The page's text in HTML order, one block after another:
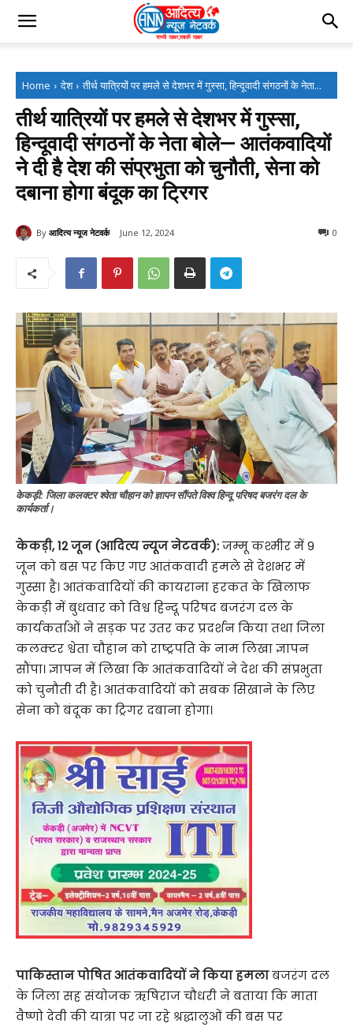
Home देश तीर्थ यात्रियों पर हमले से देशभर में गुस्सा, हिन्दूवादी संगठनों के नेता...
तीर्थ यात्रियों पर हमले से देशभर में गुस्सा,
हिन्दूवादी संगठनों के नेता बोले— आतंकवादियों
ने दी है देश की संप्रभुता को चुनौती, सेना को
दबाना होगा बंदूक का ट्रिगर
By आदित्य न्यूज नेटवर्क June 12, 2024 0
केकड़ी: जिला कलक्टर श्वेता चौहान को ज्ञापन सौंपते विश्व हिन्दू परिषद बजरंग दल के
कार्यकर्ता।
केकड़ी, 12 जून (आदित्य न्यूज नेटवर्क):जम्मू कश्मीर में 9
जून को बस पर किए गए आतंकवादी हमले से देशभर में
गुस्सा है। आतंकवादियों की कायराना हरकत के खिलाफ
केकड़ी में बुधवार को विश्व हिन्दू परिषद बजरंग दल के
कार्यकर्ताओं ने सड़क पर उतर कर प्रदर्शन किया तथा जिला
कलक्टर श्वेता चौहान को राष्ट्रपति के नाम लिखा ज्ञापन
सौंपा। ज्ञापन में लिखा कि आतंकवादियों ने देश की संप्रभुता
को चुनौती दी है। आतंकवादियों को सबक सिखाने के लिए
सेना को बंदूक का ट्रिगर दबाना होगा।
पाकिस्तान पोषित आतंकवादियों ने किया हमलाबजरंग दल
के जिला सह संयोजक ऋषिराज चौधरी ने बताया कि माता
वैष्णो देवी की यात्रा पर जा रहे श्रद्धालुओं की बस पर